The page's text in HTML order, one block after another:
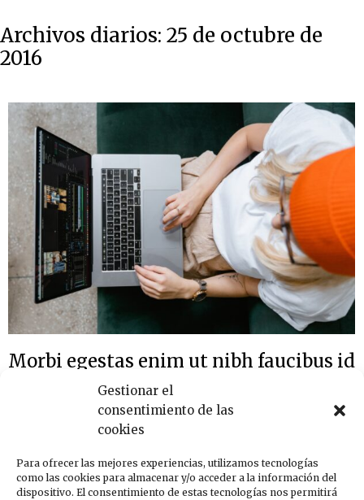
Gestionar el
consentimiento de las
cookies
Para ofrecer las mejores experiencias, utilizamos tecnologías
como las cookies para almacenar y/o acceder a la información del
dispositivo. El consentimiento de estas tecnologías nos permitirá
Archivos diarios: 25 de octubre de
2016
Morbi egestas enim ut nibh faucibus id
lobortis elit cursus
InfoCOAC
25 de octubre de 2016
cursus. Nullam mauris augue, tincidunt ac convallis
non, ullamcorper in odio.